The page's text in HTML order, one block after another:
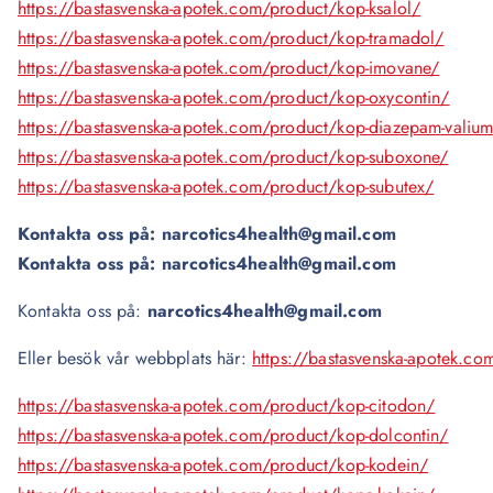
https://bastasvenska-apotek.com/product/kop-ksalol/
https://bastasvenska-apotek.com/product/kop-tramadol/
https://bastasvenska-apotek.com/product/kop-imovane/
https://bastasvenska-apotek.com/product/kop-oxycontin/
https://bastasvenska-apotek.com/product/kop-diazepam-
https://bastasvenska-apotek.com/product/kop-suboxone/
https://bastasvenska-apotek.com/product/kop-subutex/
Kontakta oss på: narcotics4health@gmail.com
Kontakta oss på: narcotics4health@gmail.com
Kontakta oss på: narcotics4health@gmail.com
Eller besök vår webbplats här: https://bastasvenska-
https://bastasvenska-apotek.com/product/kop-citodon/
https://bastasvenska-apotek.com/product/kop-dolcontin/
https://bastasvenska-apotek.com/product/kop-kodein/